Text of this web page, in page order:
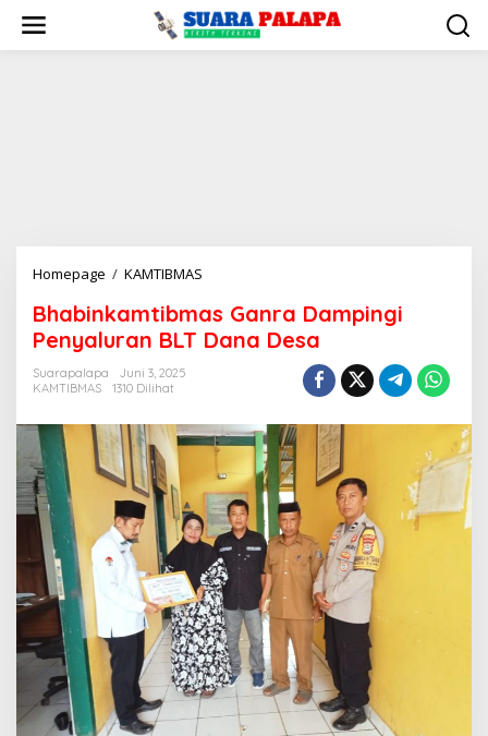
konten
Homepage / KAMTIBMAS
Dampingi
Penyaluran
Bhabinkamtibmas Ganra Dampingi
Penyaluran BLT Dana Desa
Suarapalapa
Juni 3, 2025
KAMTIBMAS
1310 Dilihat